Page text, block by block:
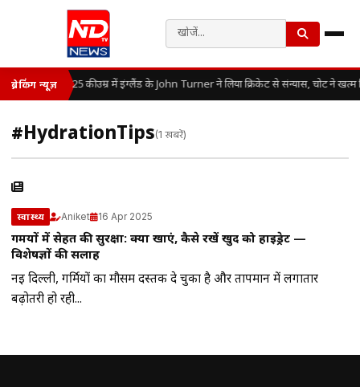
ब्रेकिंग न्यूज़ 25 की उम्र में इंग्लैंड के John Turner ने लिया क्रिकेट से संन्यास, चोट ने खत्म
#HydrationTips(1 खबरें)
स्वास्थ्य Aniket 16 Apr 2025
गर्मियों में सेहत की सुरक्षा: क्या खाएं, कैसे रखें खुद को हाइड्रेट —
विशेषज्ञों की सलाह
नई दिल्ली, गर्मियों का मौसम दस्तक दे चुका है और तापमान में लगातार
बढ़ोतरी हो रही...